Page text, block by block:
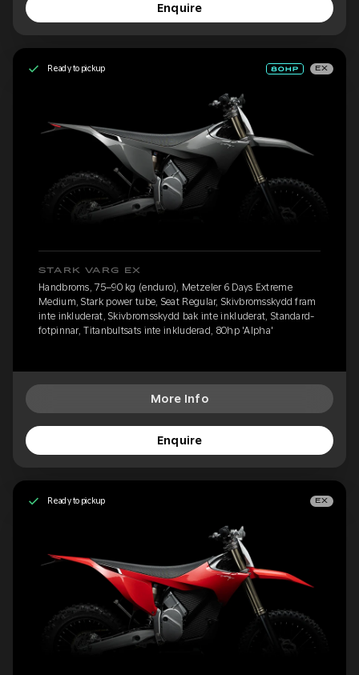
Enquire
Ready to pickup EX
STARK VARG EX
Handbroms, 75–90 kg (enduro), Metzeler 6 Days Extreme
Medium, Stark power tube, Seat Regular, Skivbromsskydd fram
inte inkluderat, Skivbromsskydd bak inte inkluderat, Standard-
fotpinnar, Titanbultsats inte inkluderad, 80hp 'Alpha'
More Info
Enquire
Ready to pickup EX